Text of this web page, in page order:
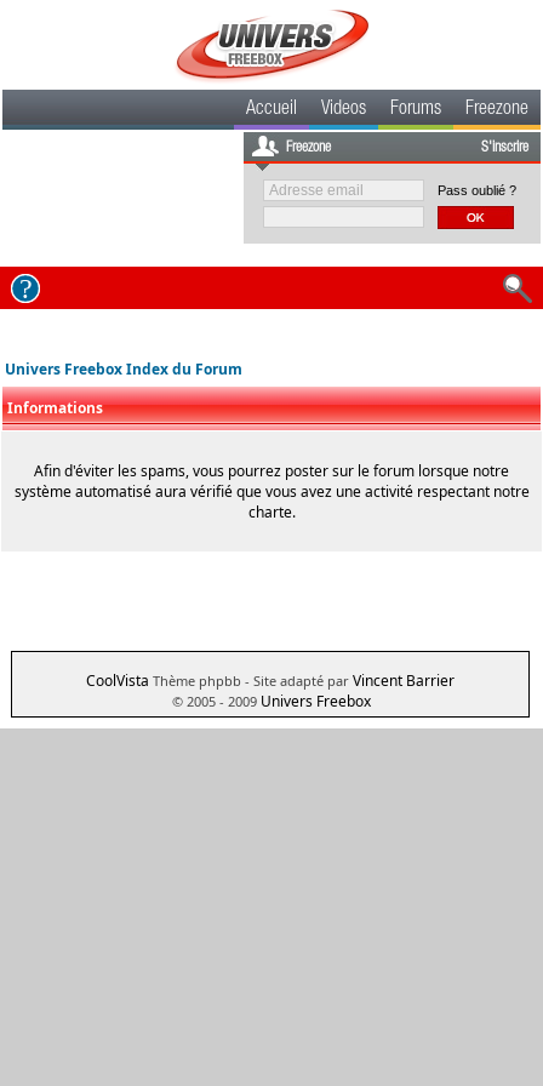
Accueil Videos Forums Freezone
Freezone S'inscrire
Pass oublié ?
Univers Freebox Index du Forum
Informations
Afin d'éviter les spams, vous pourrez poster sur le forum lorsque notre
système automatisé aura vérifié que vous avez une activité respectant notre
charte.
CoolVista Thème phpbb - Site adapté par Vincent Barrier
© 2005 - 2009 Univers Freebox